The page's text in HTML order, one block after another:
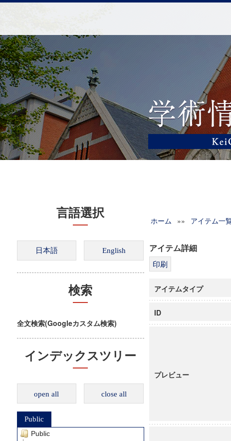
言語選択
検索
全文検索(Googleカスタム検索)
インデックスツリー
open all close all
Public
Public
ホーム »» アイテム一
アイテム詳細
アイテムタイプ
ID
プレビュー